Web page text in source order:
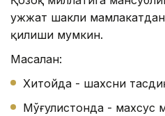
ҳужжат шакли
қилиши мумкин.
Масалан:
Хитойда - шахсни
Мўғулистонда - махсус